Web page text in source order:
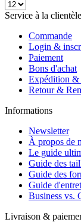
Service à la clientèle
Commande
Login &
Paiement
Bons d'achat
Expédition &
Retour &
Informations
Newsletter
À propos de
Le guide
Guide des
Guide des
Guide
Business vs.
Livraison &